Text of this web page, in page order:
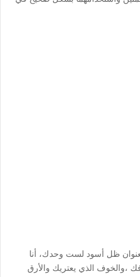
ظل أسود لست وحدك، أنا
،والخوف الذي يعتريك والأرق